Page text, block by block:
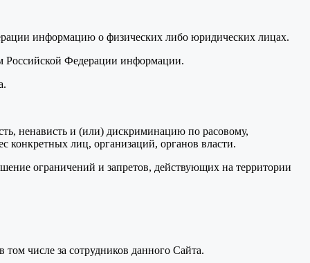
информацию о физических либо юридических лицах.
Российской Федерации информации.
ненависть и (или) дискриминацию по расовому,
конкретных лиц, организаций, органов власти.
ограничений и запретов, действующих на территории
том числе за сотрудников данного Сайта.